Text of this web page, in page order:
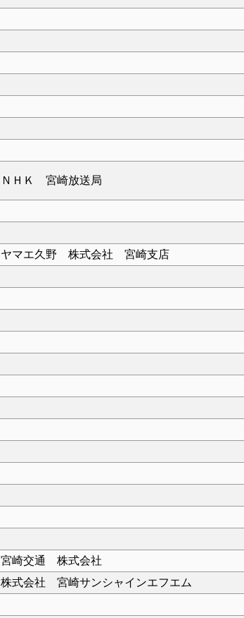
ＮＨＫ 宮崎放送局
ヤマエ久野 株式会社 宮崎支店
宮崎交通 株式会社
株式会社 宮崎サンシャインエフエム